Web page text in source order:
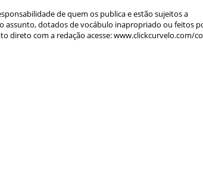
de quem os publica e estão sujeitos a
assunto, dotados de vocábulo inapropriado ou feitos
direto com a redação acesse: www.clickcurvelo.com/